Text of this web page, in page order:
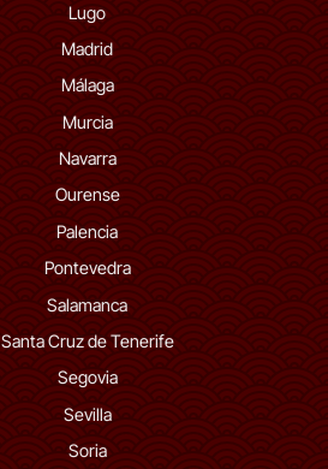
Lugo
Madrid
Málaga
Murcia
Navarra
Ourense
Palencia
Pontevedra
Salamanca
Santa Cruz de Tenerife
Segovia
Sevilla
Soria